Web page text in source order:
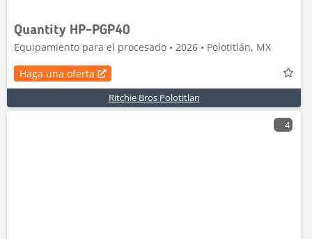
Quantity HP-PGP40
Equipamiento para el procesado • 2026 • Polotitlán, MX
Haga una oferta
Ritchie Bros Polotitlan
4